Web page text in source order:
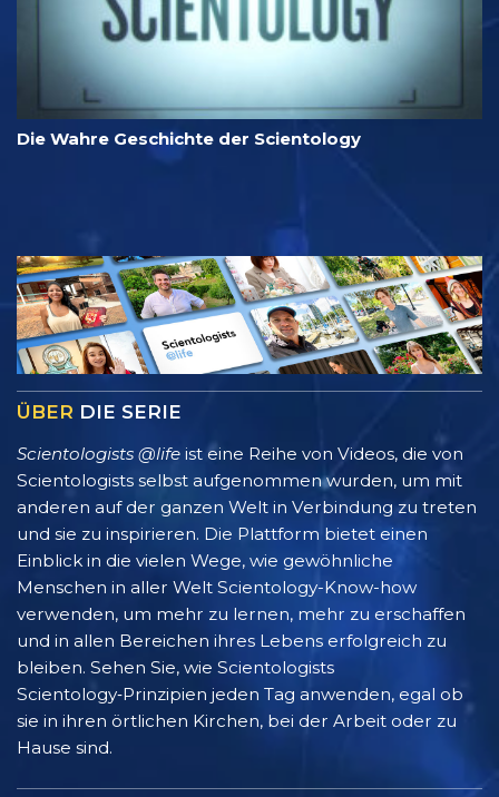
Die Wahre Geschichte der Scientology
ÜBER DIE SERIE
Scientologists @life ist eine Reihe von Videos, die von
Scientologists selbst aufgenommen wurden, um mit
anderen auf der ganzen Welt in Verbindung zu treten
und sie zu inspirieren. Die Plattform bietet einen
Einblick in die vielen Wege, wie gewöhnliche
Menschen in aller Welt Scientology-Know-how
verwenden, um mehr zu lernen, mehr zu erschaffen
und in allen Bereichen ihres Lebens erfolgreich zu
bleiben. Sehen Sie, wie Scientologists
Scientology‑Prinzipien jeden Tag anwenden, egal ob
sie in ihren örtlichen Kirchen, bei der Arbeit oder zu
Hause sind.